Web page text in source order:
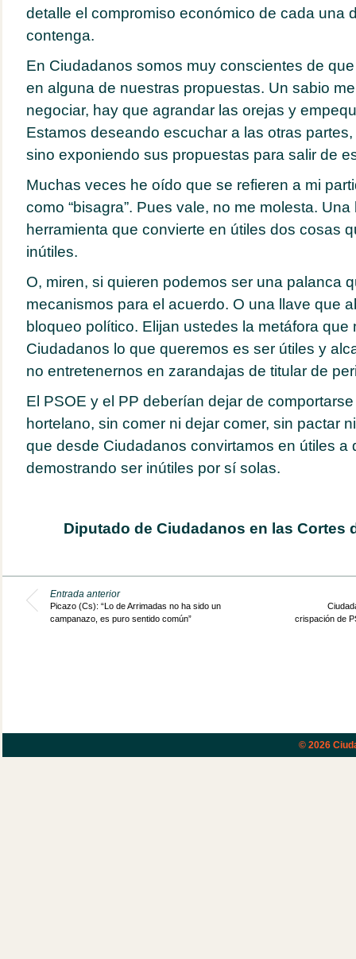
detalle el compromiso económico de cada una
contenga.
En Ciudadanos somos muy conscientes de
en alguna de nuestras propuestas. Un sabio
negociar, hay que agrandar las orejas y
Estamos deseando escuchar a las otras
sino exponiendo sus propuestas para salir de
Muchas veces he oído que se refieren a mi
como “bisagra”. Pues vale, no me molesta.
herramienta que convierte en útiles dos cosas
inútiles.
O, miren, si quieren podemos ser una palanca
mecanismos para el acuerdo. O una llave que
bloqueo político. Elijan ustedes la metáfora que
Ciudadanos lo que queremos es ser útiles y
no entretenernos en zarandajas de titular de
El PSOE y el PP deberían dejar de
hortelano, sin comer ni dejar comer, sin pactar
que desde Ciudadanos convirtamos en útiles a
demostrando ser inútiles por sí solas.
Diputado de Ciudadanos en las Cortes
Entrada anterior
Picazo (Cs): “Lo de Arrimadas no ha sido un
campanazo, es puro sentido común”
crispación de
© 2026